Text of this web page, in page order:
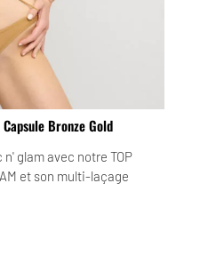
Bronze Gold
glam avec notre TOP
et son multi-laçage